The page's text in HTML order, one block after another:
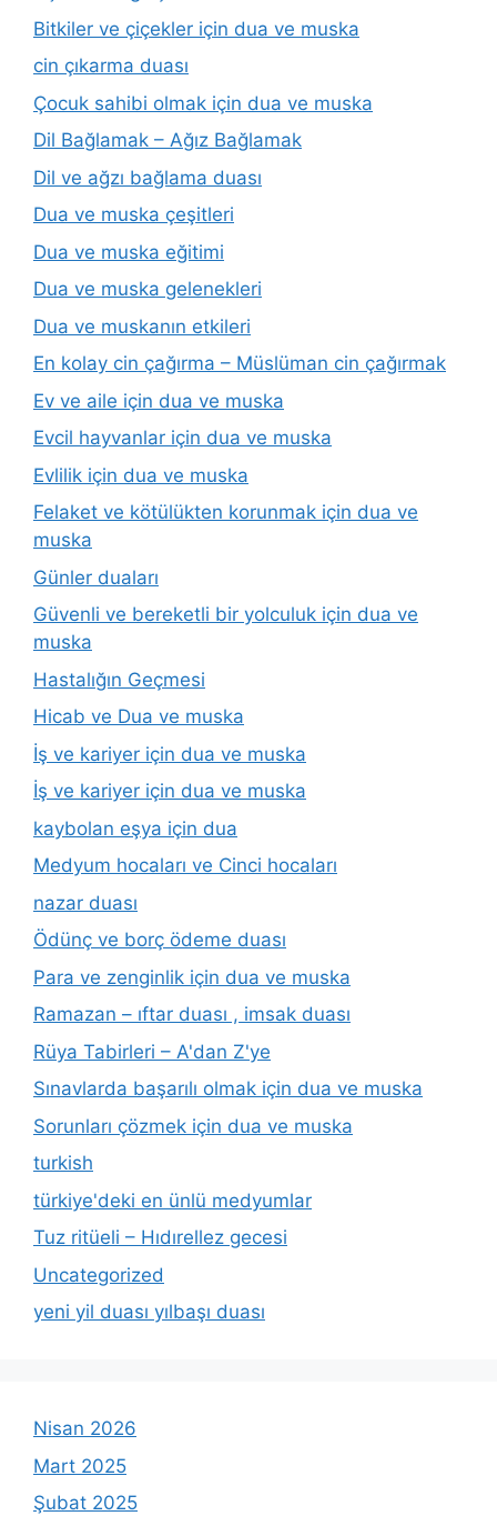
Bitkiler ve çiçekler için dua ve muska
cin çıkarma duası
Çocuk sahibi olmak için dua ve muska
Dil Bağlamak – Ağız Bağlamak
Dil ve ağzı bağlama duası
Dua ve muska çeşitleri
Dua ve muska eğitimi
Dua ve muska gelenekleri
Dua ve muskanın etkileri
En kolay cin çağırma – Müslüman cin çağırmak
Ev ve aile için dua ve muska
Evcil hayvanlar için dua ve muska
Evlilik için dua ve muska
Felaket ve kötülükten korunmak için dua ve
muska
Günler duaları
Güvenli ve bereketli bir yolculuk için dua ve
muska
Hastalığın Geçmesi
Hicab ve Dua ve muska
İş ve kariyer için dua ve muska
İş ve kariyer için dua ve muska
kaybolan eşya için dua
Medyum hocaları ve Cinci hocaları
nazar duası
Ödünç ve borç ödeme duası
Para ve zenginlik için dua ve muska
Ramazan – ıftar duası , imsak duası
Rüya Tabirleri – A'dan Z'ye
Sınavlarda başarılı olmak için dua ve muska
Sorunları çözmek için dua ve muska
turkish
türkiye'deki en ünlü medyumlar
Tuz ritüeli – Hıdırellez gecesi
Uncategorized
yeni yil duası yılbaşı duası
Nisan 2026
Mart 2025
Şubat 2025